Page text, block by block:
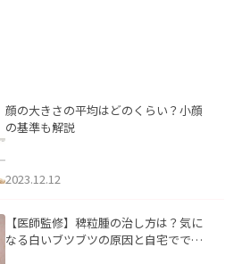
顔の大きさの平均はどのくらい？小顔
の基準も解説
2023.12.12
【医師監修】稗粒腫の治し方は？気に
なる白いブツブツの原因と自宅ででき